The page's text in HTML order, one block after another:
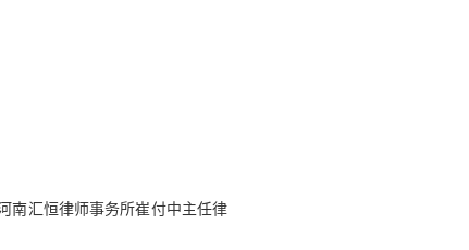
南汇恒律师事务所崔付中主任律